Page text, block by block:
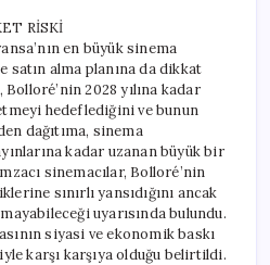
RİSKİ
en büyük sinema
satın alma planına da dikkat
2028 yılına kadar
hedeflediğini ve bunun
dağıtıma, sinema
kadar uzanan büyük bir
sinemacılar, Bolloré’nin
sınırlı yansıdığını ancak
uyarısında bulundu.
siyasi ve ekonomik baskı
karşı karşıya olduğu belirtildi.